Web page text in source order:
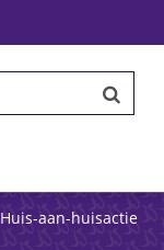
Huis-aan-huisactie